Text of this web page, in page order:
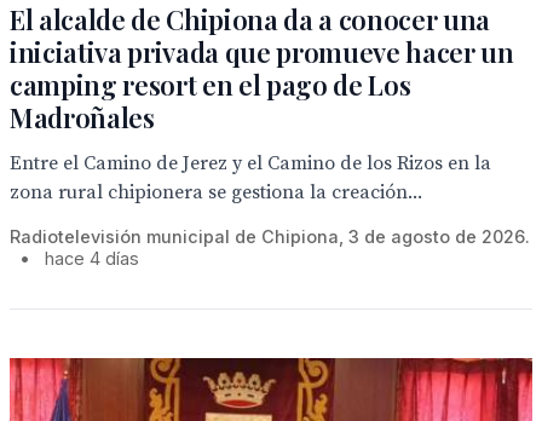
El alcalde de Chipiona da a conocer una
iniciativa privada que promueve hacer un
camping resort en el pago de Los
Madroñales
Entre el Camino de Jerez y el Camino de los Rizos en la
zona rural chipionera se gestiona la creación...
Radiotelevisión municipal de Chipiona, 3 de agosto de 2026.
•
hace 4 días